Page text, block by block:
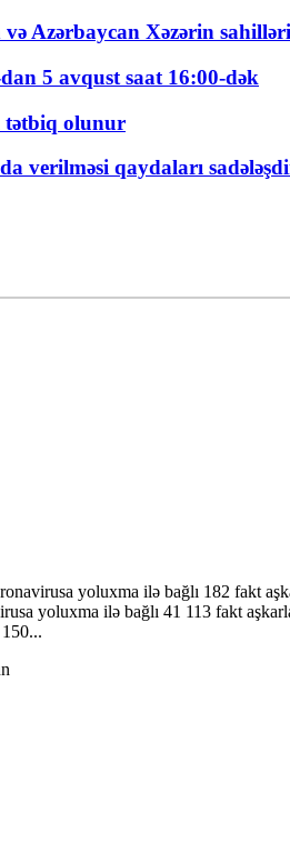
və Azərbaycan Xəzərin
5 avqust saat 16:00-dək
tətbiq olunur
verilməsi qaydaları
yoluxma ilə bağlı 182 fakt
yoluxma ilə bağlı 41 113 fakt